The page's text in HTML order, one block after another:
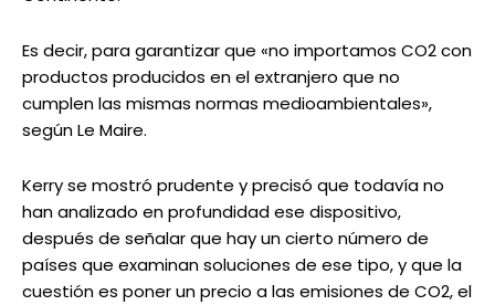
Es decir, para garantizar que «no importamos CO2 con
productos producidos en el extranjero que no
cumplen las mismas normas medioambientales»,
según Le Maire.
Kerry se mostró prudente y precisó que todavía no
han analizado en profundidad ese dispositivo,
después de señalar que hay un cierto número de
países que examinan soluciones de ese tipo, y que la
cuestión es poner un precio a las emisiones de CO2, el